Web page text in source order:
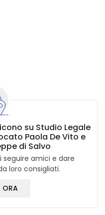
su Studio Legale
Paola De Vito e
di Salvo
amici e dare
loro consigliati.
ORA